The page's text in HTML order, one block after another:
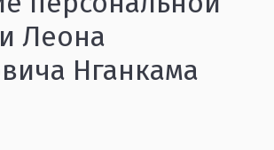
Леона
Нганкама